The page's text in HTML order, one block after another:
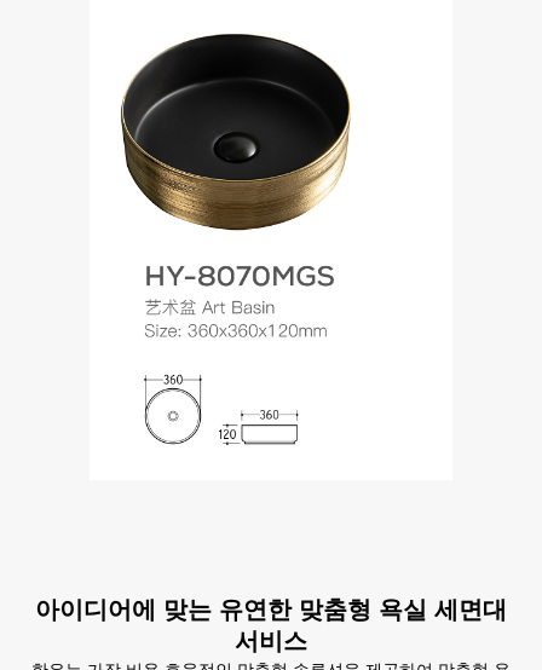
아이디어에 맞는 유연한 맞춤형 욕실 세면대
서비스